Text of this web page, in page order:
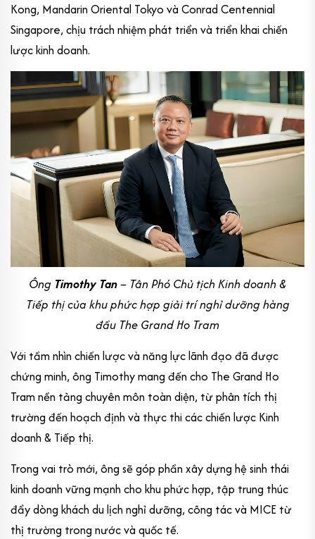
Kong, Mandarin Oriental Tokyo và Conrad Centennial
Singapore, chịu trách nhiệm phát triển và triển khai chiến
lược kinh doanh.
Ông Timothy Tan– Tân Phó Chủ tịch Kinh doanh &
Tiếp thị của khu phức hợp giải trí nghỉ dưỡng hàng
đầu The Grand Ho Tram
Với tầm nhìn chiến lược và năng lực lãnh đạo đã được
chứng minh, ông Timothy mang đến cho The Grand Ho
Tram nền tảng chuyên môn toàn diện, từ phân tích thị
trường đến hoạch định và thực thi các chiến lược Kinh
doanh & Tiếp thị.
Trong vai trò mới, ông sẽ góp phần xây dựng hệ sinh thái
kinh doanh vững mạnh cho khu phức hợp, tập trung thúc
đẩy dòng khách du lịch nghỉ dưỡng, công tác và MICE từ
thị trường trong nước và quốc tế.